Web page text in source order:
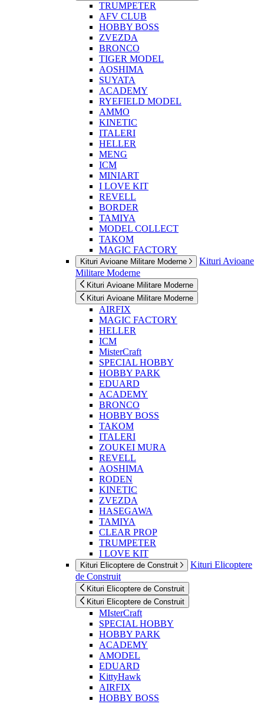
TRUMPETER
AFV CLUB
HOBBY BOSS
ZVEZDA
BRONCO
TIGER MODEL
AOSHIMA
SUYATA
ACADEMY
RYEFIELD MODEL
AMMO
KINETIC
ITALERI
HELLER
MENG
ICM
MINIART
I LOVE KIT
REVELL
BORDER
TAMIYA
MODEL COLLECT
TAKOM
MAGIC FACTORY
Kituri Avioane Militare Moderne
Kituri Avioane
Militare Moderne
Kituri Avioane Militare Moderne
Kituri Avioane Militare Moderne
AIRFIX
MAGIC FACTORY
HELLER
ICM
MisterCraft
SPECIAL HOBBY
HOBBY PARK
EDUARD
ACADEMY
BRONCO
HOBBY BOSS
TAKOM
ITALERI
ZOUKEI MURA
REVELL
AOSHIMA
RODEN
KINETIC
ZVEZDA
HASEGAWA
TAMIYA
CLEAR PROP
TRUMPETER
I LOVE KIT
Kituri Elicoptere de Construit
Kituri Elicoptere
de Construit
Kituri Elicoptere de Construit
Kituri Elicoptere de Construit
MIsterCraft
SPECIAL HOBBY
HOBBY PARK
ACADEMY
AMODEL
EDUARD
KittyHawk
AIRFIX
HOBBY BOSS